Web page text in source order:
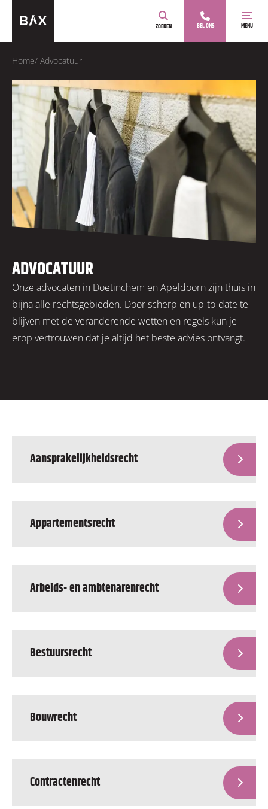
ZOEKEN BEL ONS MENU
Home/ Advocatuur
ADVOCATUUR
Onze advocaten in Doetinchem en Apeldoorn zijn thuis in
bijna alle rechtsgebieden. Door scherp en up-to-date te
blijven met de veranderende wetten en regels kun je
erop vertrouwen dat je altijd het beste advies ontvangt.
Aansprakelijkheidsrecht
Appartementsrecht
Arbeids- en ambtenarenrecht
Bestuursrecht
Bouwrecht
Contractenrecht